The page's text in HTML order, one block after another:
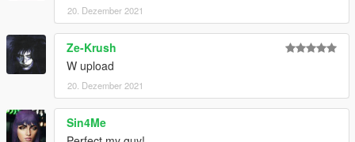
20. Dezember 2021
Ze-Krush
W upload
20. Dezember 2021
Sin4Me